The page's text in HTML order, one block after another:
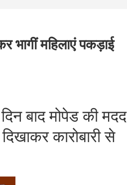
महिलाएं पकड़ाई
बाद मोपेड की मदद
कारोबारी से